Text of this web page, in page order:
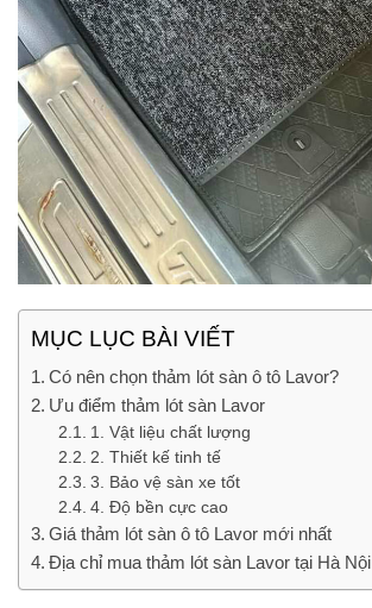
MỤC LỤC BÀI VIẾT
Có nên chọn thảm lót sàn ô tô Lavor?
Ưu điểm thảm lót sàn Lavor
1. Vật liệu chất lượng
2. Thiết kế tinh tế
3. Bảo vệ sàn xe tốt
4. Độ bền cực cao
Giá thảm lót sàn ô tô Lavor mới nhất
Địa chỉ mua thảm lót sàn Lavor tại Hà Nội